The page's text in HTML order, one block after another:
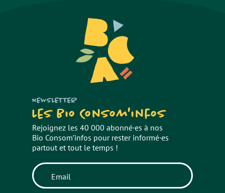
NEWSLETTER
Les Bio Consom'infos
Rejoignez les 40 000 abonné·es à nos
Bio Consom’infos pour rester informé·es
partout et tout le temps !